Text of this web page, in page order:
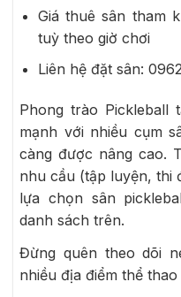
Giá thuê sân tham
tuỳ theo giờ chơi
Liên hệ đặt sân:
Phong trào Pickleball
mạnh với nhiều cụm
càng được nâng cao.
nhu cầu (tập luyện, thi
lựa chọn sân
danh sách trên.
Đừng quên theo dõi
nhiều địa điểm thể